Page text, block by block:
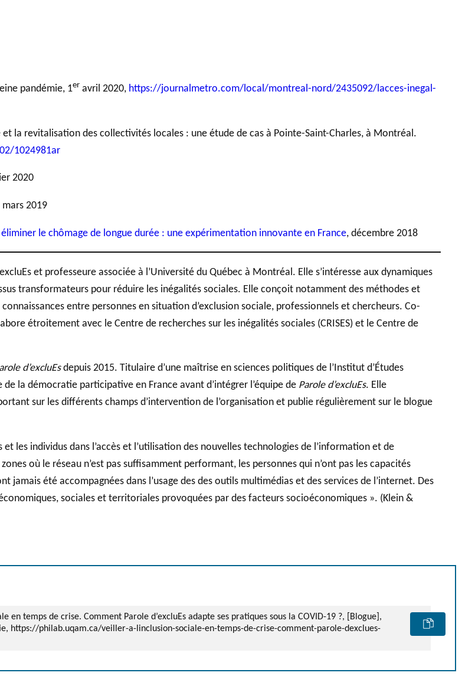
pandémie, 1er avril 2020, https://journalmetro.com/local/montreal-nord/2435092/lacces-inegal-
et la revitalisation des collectivités locales : une étude de cas à Pointe-Saint-Charles, à Montréal.
1024981ar
2020
mars 2019
le chômage de longue durée : une expérimentation innovante en France, décembre 2018
et professeure associée à l’Université du Québec à Montréal. Elle s’intéresse aux dynamiques
transformateurs pour réduire les inégalités sociales. Elle conçoit notamment des méthodes et
entre personnes en situation d’exclusion sociale, professionnels et chercheurs. Co-
étroitement avec le Centre de recherches sur les inégalités sociales (CRISES) et le Centre de
d’excluEsdepuis 2015. Titulaire d’une maîtrise en sciences politiques de l’Institut d’Études
la démocratie participative en France avant d’intégrer l’équipe de Parole d’excluEs. Elle
sur les différents champs d’intervention de l’organisation et publie régulièrement sur le blogue
les individus dans l’accès et l’utilisation des nouvelles technologies de l’information et de
où le réseau n’est pas suffisamment performant, les personnes qui n’ont pas les capacités
jamais été accompagnées dans l’usage des des outils multimédias et des services de l’internet. Des
sociales et territoriales provoquées par des facteurs socioéconomiques ». (Klein &
en temps de crise. Comment Parole d’excluEs adapte ses pratiques sous la COVID-19 ?, [Blogue],
https://philab.uqam.ca/veiller-a-linclusion-sociale-en-temps-de-crise-comment-parole-dexclues-